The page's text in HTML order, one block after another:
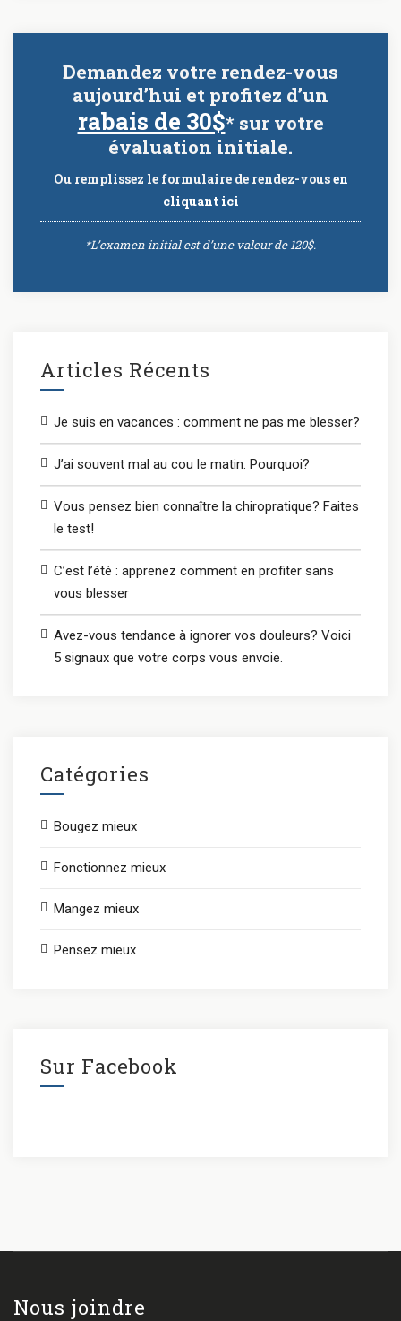
Demandez votre rendez-vous
aujourd’hui et profitez d’un
rabais de 30$* sur votre
évaluation initiale.
Ou remplissez le formulaire de rendez-vousen
cliquant ici
*L’examen initial est d’une valeur de 120$.
Articles Récents
Je suis en vacances : comment ne pas me blesser?
J’ai souvent mal au cou le matin. Pourquoi?
Vous pensez bien connaître la chiropratique? Faites
le test!
C’est l’été : apprenez comment en profiter sans
vous blesser
Avez-vous tendance à ignorer vos douleurs? Voici
5 signaux que votre corps vous envoie.
Catégories
Bougez mieux
Fonctionnez mieux
Mangez mieux
Pensez mieux
Sur Facebook
Nous joindre